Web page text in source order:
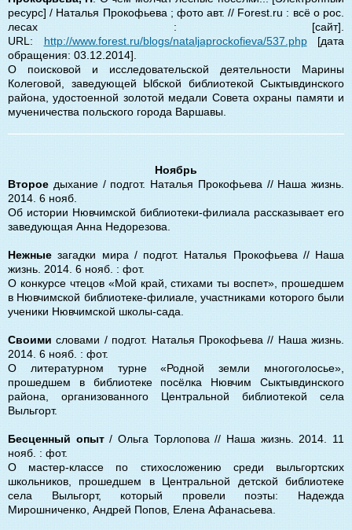
ресурс] / Наталья Прокофьева ; фото авт. // Forest.ru : всё о рос.
лесах : [сайт].
URL: http://www.forest.ru/blogs/nataljaprockofieva/537.php[дата
обращения: 03.12.2014].
О поисковой и исследовательской деятельности Марины
Колеговой, заведующей Ыбской библиотекой Сыктывдинского
района, удостоенной золотой медали Совета охраны памяти и
мученичества польского города Варшавы.
Ноябрь
Второе дыхание / подгот. Наталья Прокофьева // Наша жизнь.
2014. 6 нояб.
Об истории Нювчимской библиотеки-филиала рассказывает его
заведующая Анна Недорезова.
Нежные загадки мира / подгот. Наталья Прокофьева // Наша
жизнь. 2014. 6 нояб. : фот.
О конкурсе чтецов «Мой край, стихами ты воспет», прошедшем
в Нювчимской библиотеке-филиале, участниками которого были
ученики Нювчимской школы-сада.
Своими словами / подгот. Наталья Прокофьева // Наша жизнь.
2014. 6 нояб. : фот.
О литературном турне «Родной земли многоголосье»,
прошедшем в библиотеке посёлка Нювчим Сыктывдинского
района, организованного Центральной библиотекой села
Выльгорт.
Бесценный опыт/ Ольга Торлопова // Наша жизнь. 2014. 11
нояб. : фот.
О мастер-классе по стихосложению среди выльгортских
школьников, прошедшем в Центральной детской библиотеке
села Выльгорт, который провели поэты: Надежда
Мирошниченко, Андрей Попов, Елена Афанасьева.